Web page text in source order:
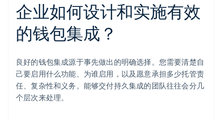
企业如何设计和实施有效
的钱包集成？
良好的钱包集成源于事先做出的明确选择。您需要清楚自
己要启用什么功能、为谁启用，以及愿意承担多少托管责
任、复杂性和义务。能够交付持久集成的团队往往会分几
个层次来处理。